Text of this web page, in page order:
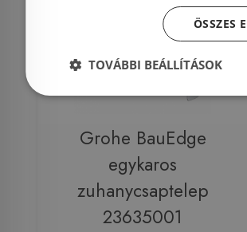
Grohe BauEdge
egykaros
zuhanycsaptelep
23635001
ÖSSZES
TOVÁBBI BEÁLLÍTÁSOK